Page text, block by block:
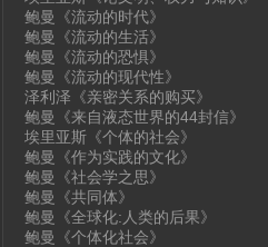
鲍曼《流动的时代》
鲍曼《流动的生活》
鲍曼《流动的恐惧》
鲍曼《流动的现代性》
泽利泽《亲密关系的购买》
鲍曼《来自液态世界的44封信》
埃里亚斯《个体的社会》
鲍曼《作为实践的文化》
鲍曼《社会学之思》
鲍曼《共同体》
鲍曼《全球化:人类的后果》
鲍曼《个体化社会》